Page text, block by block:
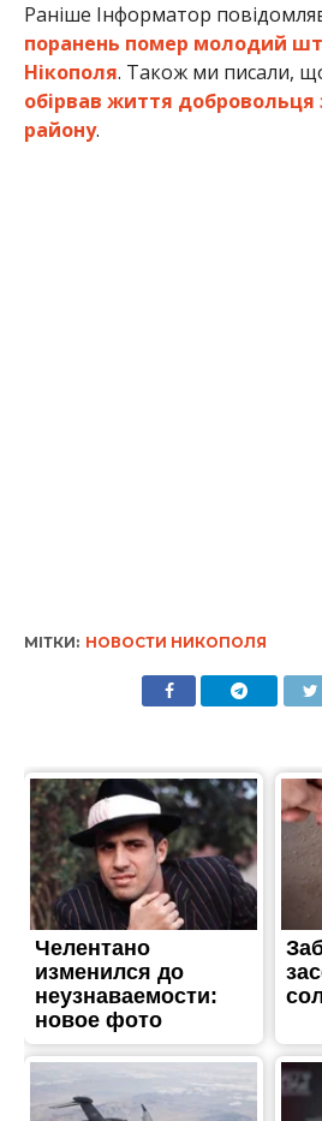
Раніше Інформатор
поранень помер молодий
Нікополя. Також ми писали,
обірвав життя добровольця
району.
МІТКИ: НОВОСТИ НИКОПОЛЯ